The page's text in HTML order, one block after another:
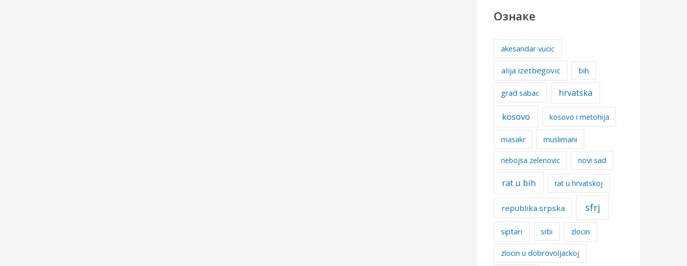
Ознаке
akesandar vucic
alija izetbegovic bih
grad sabac hrvatska
kosovo kosovo i metohija
masakr muslimani
nebojsa zelenovic novi sad
rat u bih rat u hrvatskoj
republika srpska sfrj
siptari srbi zlocin
zlocin u dobrovoljackoj